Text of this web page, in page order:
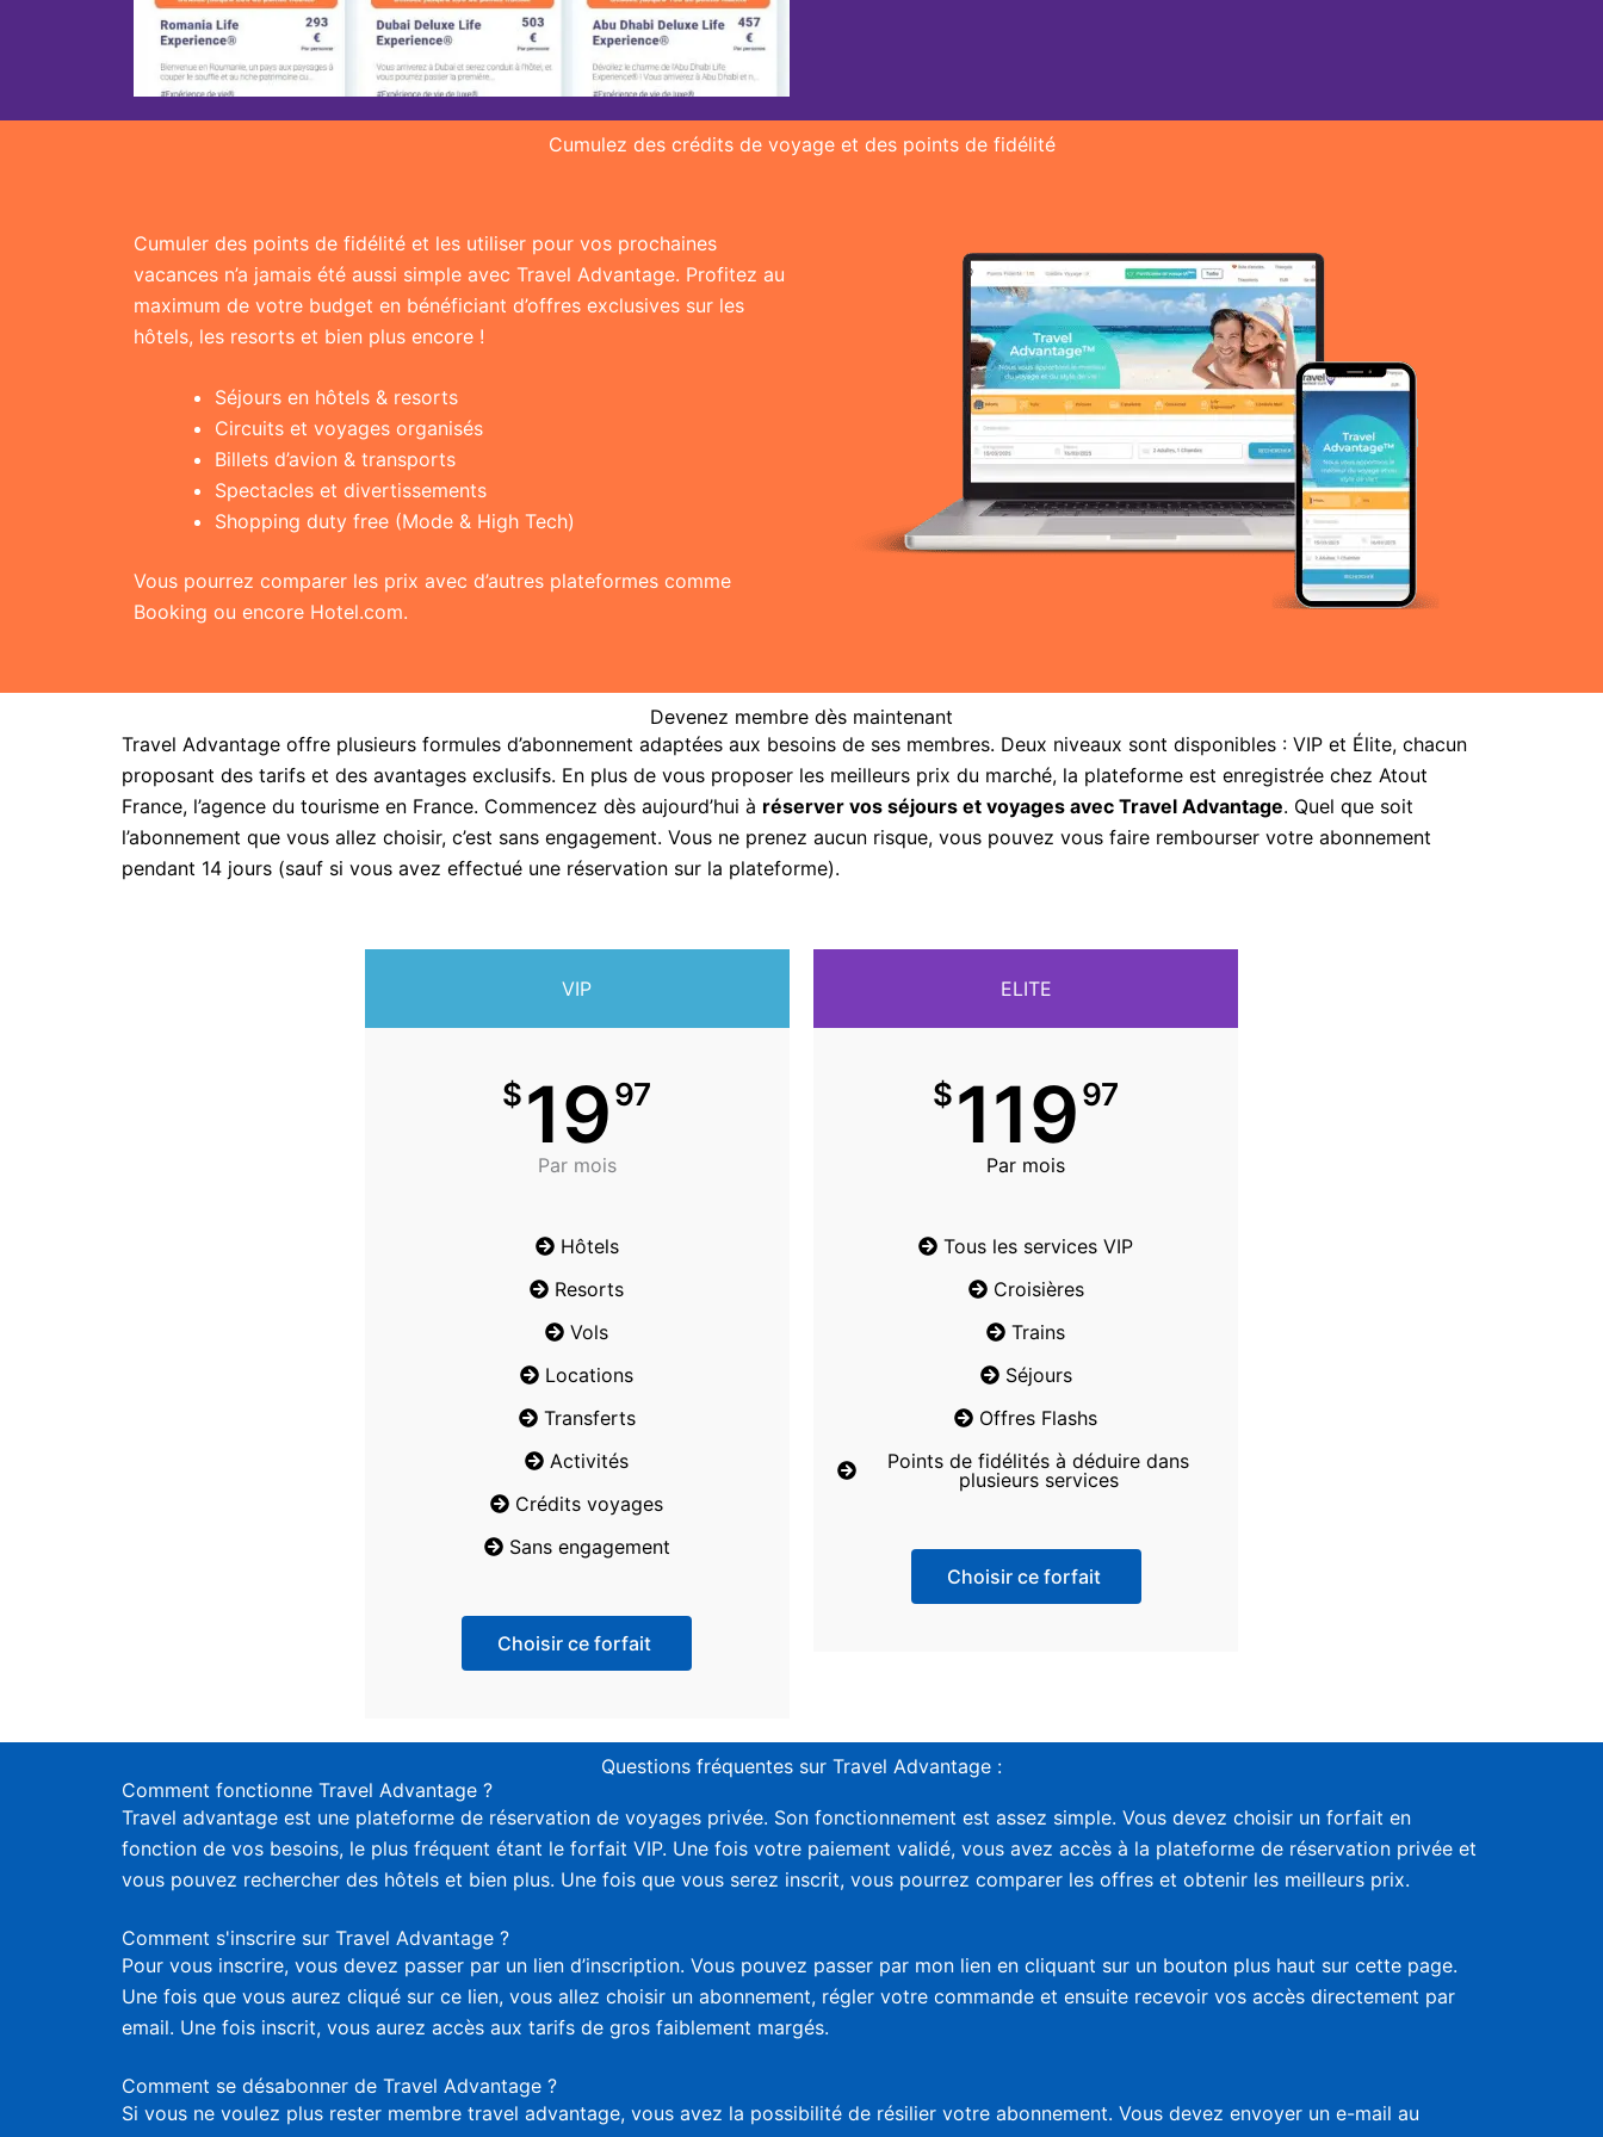
Cumulez des crédits de voyage et des points de fidélité
Cumuler des points de fidélité et les utiliser pour vos prochaines
vacances n’a jamais été aussi simple avec Travel Advantage. Profitez au
maximum de votre budget en bénéficiant d’offres exclusives sur les
hôtels, les resorts et bien plus encore !
Séjours en hôtels & resorts
Circuits et voyages organisés
Billets d’avion & transports
Spectacles et divertissements
Shopping duty free (Mode & High Tech)
Vous pourrez comparer les prix avec d’autres plateformes comme
Booking ou encore Hotel.com.
Devenez membre dès maintenant
Travel Advantage offre plusieurs formules d’abonnement adaptées aux besoins de ses membres. Deux niveaux sont disponibles : VIP et Élite, chacun
proposant des tarifs et des avantages exclusifs. En plus de vous proposer les meilleurs prix du marché, la plateforme est enregistrée chez Atout
France, l’agence du tourisme en France. Commencez dès aujourd’hui à réserver vos séjours et voyages avec Travel Advantage. Quel que soit
l’abonnement que vous allez choisir, c’est sans engagement. Vous ne prenez aucun risque, vous pouvez vous faire rembourser votre abonnement
pendant 14 jours (sauf si vous avez effectué une réservation sur la plateforme).
VIP
$1997
Par mois
Hôtels
Resorts
Vols
Locations
Transferts
Activités
Crédits voyages
Sans engagement
Choisir ce forfait
ELITE
$11997
Par mois
Tous les services VIP
Croisières
Trains
Séjours
Offres Flashs
Points de fidélités à déduire dans
plusieurs services
Choisir ce forfait
Questions fréquentes sur Travel Advantage :
Comment fonctionne Travel Advantage ?
Travel advantage est une plateforme de réservation de voyages privée. Son fonctionnement est assez simple. Vous devez choisir un forfait en
fonction de vos besoins, le plus fréquent étant le forfait VIP. Une fois votre paiement validé, vous avez accès à la plateforme de réservation privée et
vous pouvez rechercher des hôtels et bien plus. Une fois que vous serez inscrit, vous pourrez comparer les offres et obtenir les meilleurs prix.
Comment s'inscrire sur Travel Advantage ?
Pour vous inscrire, vous devez passer par un lien d’inscription. Vous pouvez passer par mon lien en cliquant sur un bouton plus haut sur cette page.
Une fois que vous aurez cliqué sur ce lien, vous allez choisir un abonnement, régler votre commande et ensuite recevoir vos accès directement par
email. Une fois inscrit, vous aurez accès aux tarifs de gros faiblement margés.
Comment se désabonner de Travel Advantage ?
Si vous ne voulez plus rester membre travel advantage, vous avez la possibilité de résilier votre abonnement. Vous devez envoyer un e-mail au